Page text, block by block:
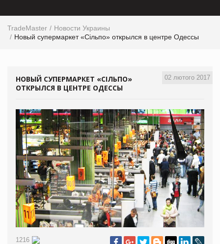
TradeMaster
Новости Украины
Новый супермаркет «Сільпо» открылся в центре Одессы
02 лютого 2017
НОВЫЙ СУПЕРМАРКЕТ «СІЛЬПО»
ОТКРЫЛСЯ В ЦЕНТРЕ ОДЕССЫ
1216